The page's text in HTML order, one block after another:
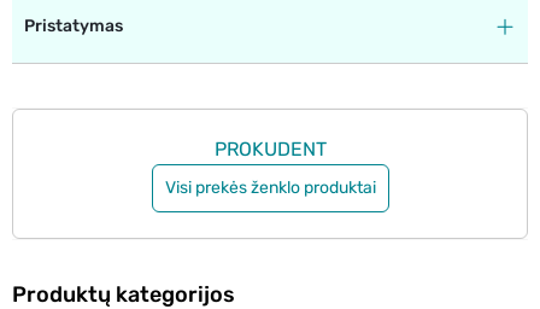
Pristatymas
PROKUDENT
Visi prekės ženklo produktai
Produktų kategorijos